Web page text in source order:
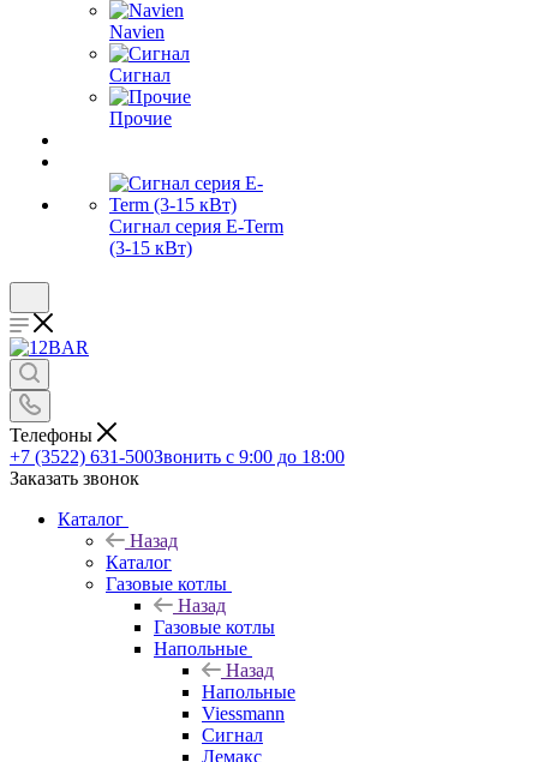
Navien
Сигнал
Прочие
Сигнал серия E-Term
(3-15 кВт)
Телефоны
+7 (3522) 631-500Звонить с 9:00 до 18:00
Заказать звонок
Каталог
Назад
Каталог
Газовые котлы
Назад
Газовые котлы
Напольные
Назад
Напольные
Viessmann
Сигнал
Лемакс